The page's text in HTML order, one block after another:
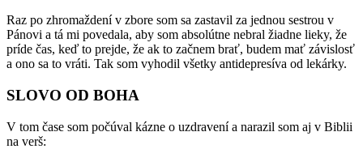
Raz po zhromaždení v zbore som sa zastavil za jednou sestrou v
Pánovi a tá mi povedala, aby som absolútne nebral žiadne lieky, že
príde čas, keď to prejde, že ak to začnem brať, budem mať závislosť
a ono sa to vráti. Tak som vyhodil všetky antidepresíva od lekárky.
SLOVO OD BOHA
V tom čase som počúval kázne o uzdravení a narazil som aj v Biblii
na verš: